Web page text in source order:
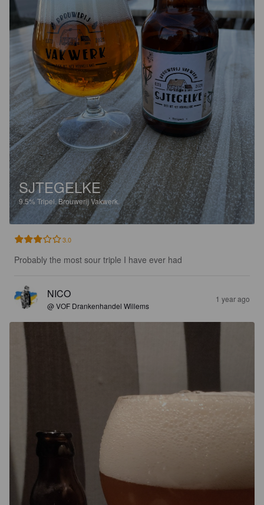
SJTEGELKE
9.5% Tripel. Brouwerij Vakwerk.
3.0
Probably the most sour triple I have ever had
NICO
@ VOF Drankenhandel Willems
1 year ago